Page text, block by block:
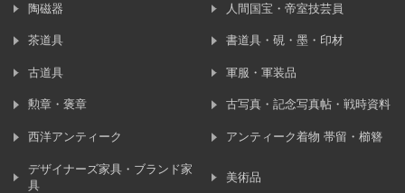
陶磁器 人間国宝・帝室技芸員
茶道具 書道具・硯・墨・印材
古道具 軍服・軍装品
勲章・褒章 古写真・記念写真帖・戦時資料
西洋アンティーク アンティーク着物 帯留・櫛簪
デザイナーズ家具・ブランド家
具
美術品